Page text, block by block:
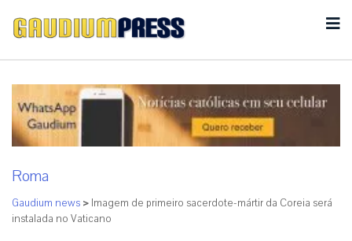
Roma
Gaudium news > Imagem de primeiro sacerdote-mártir da Coreia será
instalada no Vaticano